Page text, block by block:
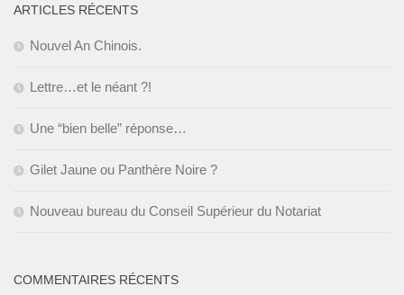
ARTICLES RÉCENTS
Nouvel An Chinois.
Lettre…et le néant ?!
Une “bien belle” réponse…
Gilet Jaune ou Panthère Noire ?
Nouveau bureau du Conseil Supérieur du Notariat
COMMENTAIRES RÉCENTS